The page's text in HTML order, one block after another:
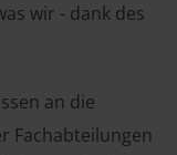
wir - dank des
an die
Fachabteilungen